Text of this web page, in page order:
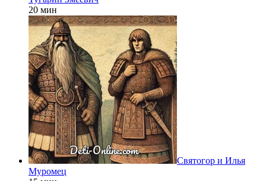
20 мин
Святогор и Илья
Муромец